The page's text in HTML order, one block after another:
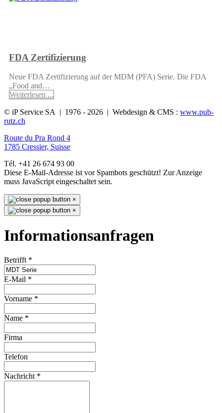
FDA Zertifizierung
Neue FDA Zertifizierung auf der MDM (PFA) Serie. Die FDA
„Food and…
Weiterlesen ...
© iP Service SA | 1976 - 2026 | Webdesign & CMS : www.pub-
rutz.ch
Route du Pra Rond 4
1785 Cressier, Suisse
Tél. +41 26 674 93 00
Diese E-Mail-Adresse ist vor Spambots geschützt! Zur Anzeige
muss JavaScript eingeschaltet sein.
×
×
Informationsanfragen
Betrifft *
E-Mail *
Vorname *
Name *
Firma
Telefon
Nachricht *